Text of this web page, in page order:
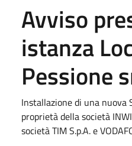
Avviso
istanza
Pessione
Installazione di una nuova
proprietà della società
società TIM S.p.A. e